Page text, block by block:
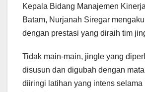
Kepala Bidang Manajemen
Batam, Nurjanah Siregar
dengan prestasi yang diraih tim
Tidak main-main, jingle yang
disusun dan digubah dengan
diiringi latihan yang intens selama